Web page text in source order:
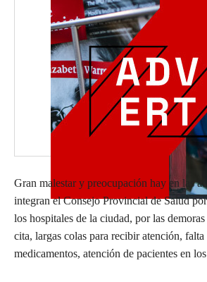
Gran malestar y preocupación hay en las
integran el Consejo Provincial de Salud
los hospitales de la ciudad, por las
cita, largas colas para recibir atención, falta
medicamentos, atención de pacientes en